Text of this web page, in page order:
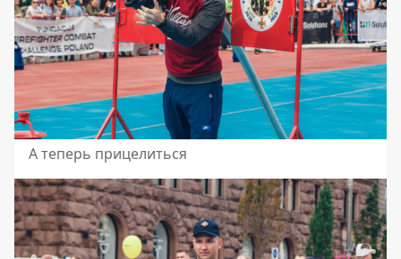
А теперь прицелиться